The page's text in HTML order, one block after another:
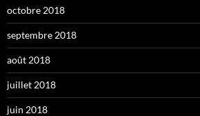
octobre 2018
septembre 2018
août 2018
juillet 2018
juin 2018